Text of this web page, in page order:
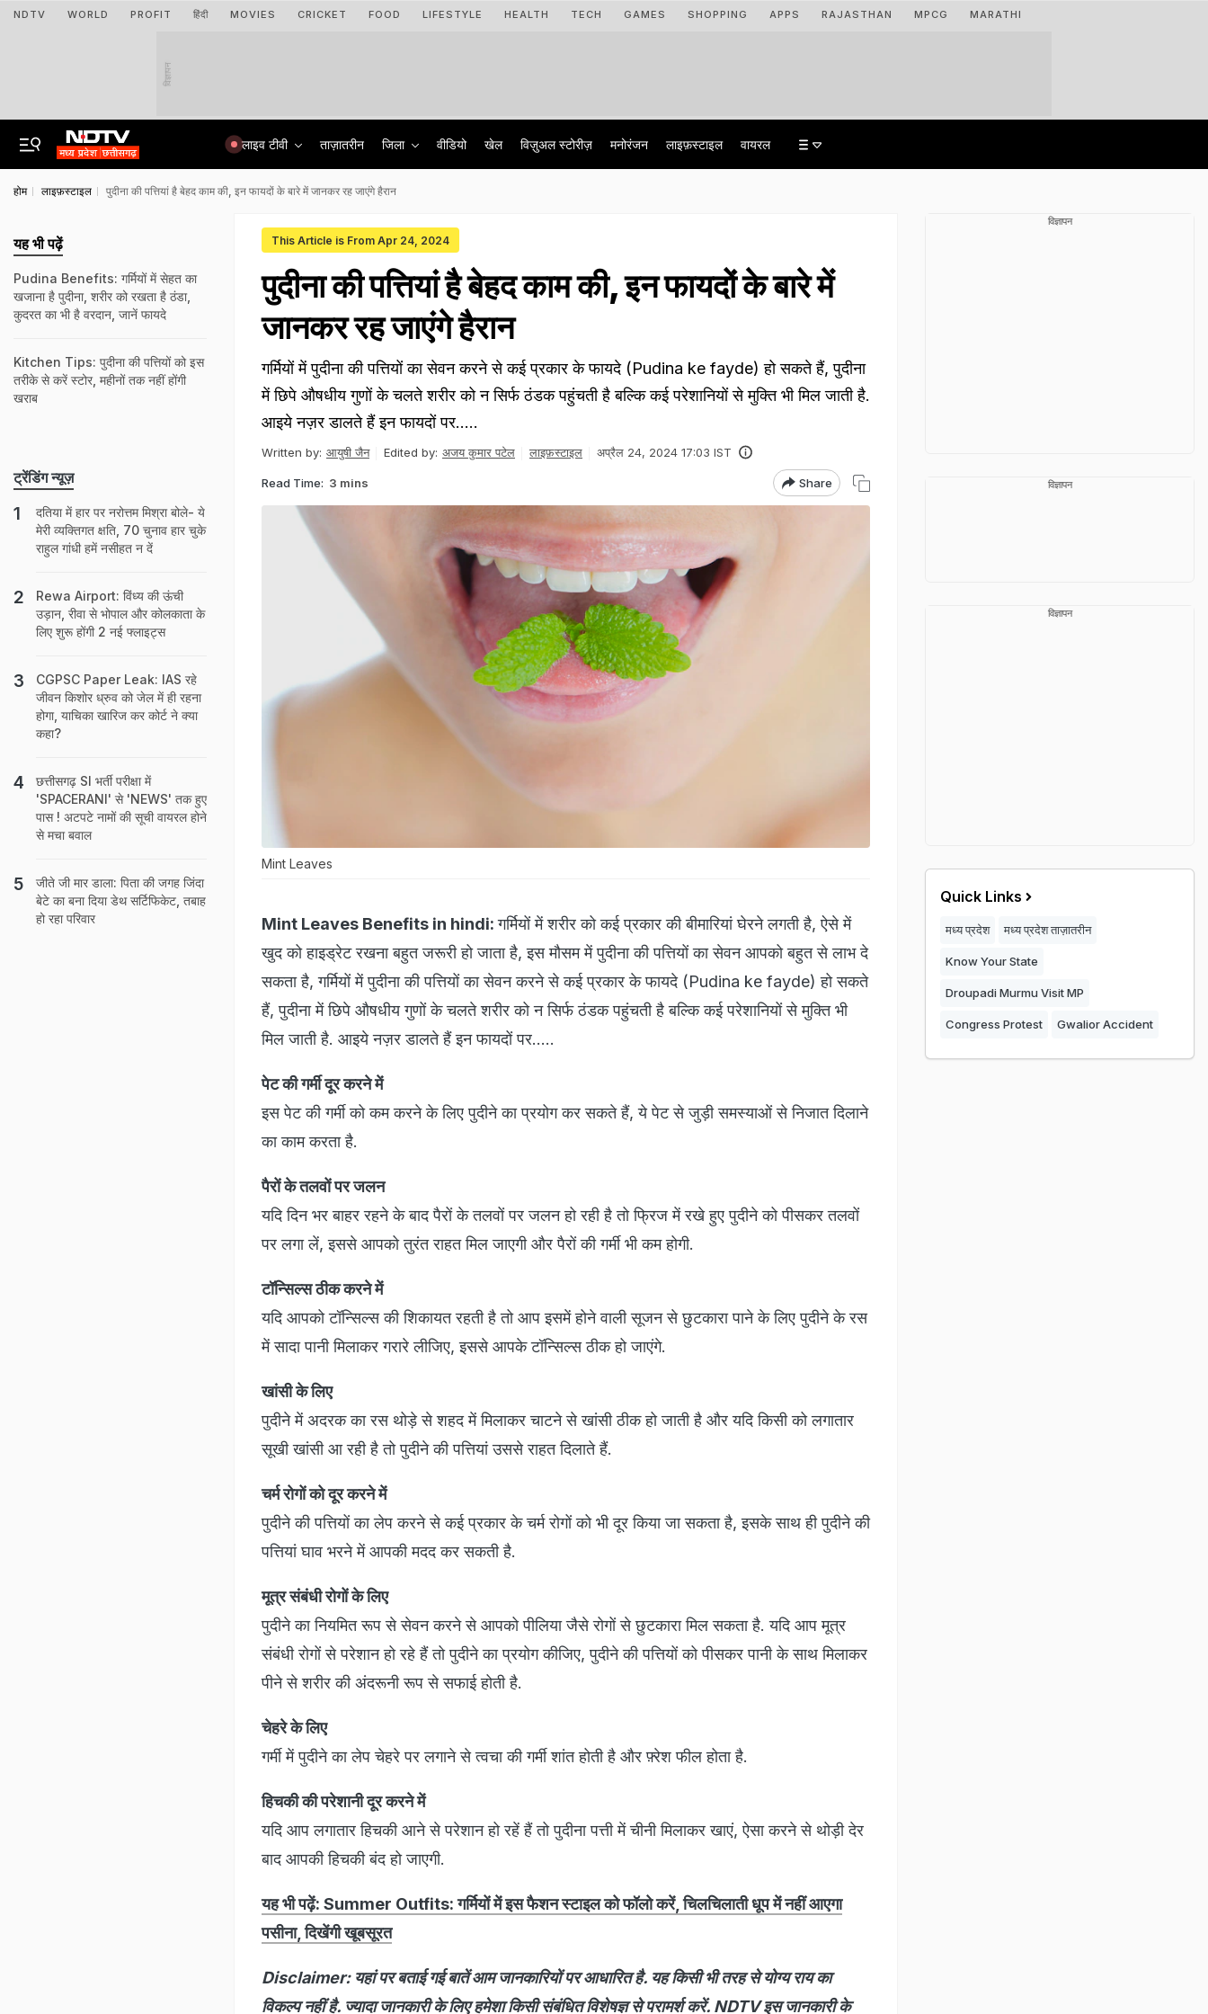
NDTV WORLD PROFIT हिंदी MOVIES CRICKET FOOD LIFESTYLE HEALTH TECH GAMES SHOPPING APPS RAJASTHAN MPCG MARATHI
विज्ञापन
लाइव टीवी ताज़ातरीन जिला वीडियो खेल विज़ुअल स्टोरीज़ मनोरंजन लाइफ़स्टाइल वायरल
होम लाइफ़स्टाइल पुदीना की पत्तियां है बेहद काम की, इन फायदों के बारे में जानकर रह जाएंगे हैरान
This Article is From Apr 24, 2024
पुदीना की पत्तियां है बेहद काम की, इन फायदों के बारे में
जानकर रह जाएंगे हैरान
गर्मियों में पुदीना की पत्तियों का सेवन करने से कई प्रकार के फायदे (Pudina ke fayde) हो सकते हैं, पुदीना
में छिपे औषधीय गुणों के चलते शरीर को न सिर्फ ठंडक पहुंचती है बल्कि कई परेशानियों से मुक्ति भी मिल जाती है.
आइये नज़र डालते हैं इन फायदों पर.....
Written by: आयुषी जैन Edited by: अजय कुमार पटेल लाइफ़स्टाइल अप्रैल 24, 2024 17:03 IST
Read Time: 3 mins Share
Mint Leaves
Mint Leaves Benefits in hindi:गर्मियों में शरीर को कई प्रकार की बीमारियां घेरने लगती है, ऐसे में
खुद को हाइड्रेट रखना बहुत जरूरी हो जाता है, इस मौसम में पुदीना की पत्तियों का सेवन आपको बहुत से लाभ दे
सकता है, गर्मियों में पुदीना की पत्तियों का सेवन करने से कई प्रकार के फायदे (Pudina ke fayde) हो सकते
हैं, पुदीना में छिपे औषधीय गुणों के चलते शरीर को न सिर्फ ठंडक पहुंचती है बल्कि कई परेशानियों से मुक्ति भी
मिल जाती है. आइये नज़र डालते हैं इन फायदों पर.....
पेट की गर्मी दूर करने में
इस पेट की गर्मी को कम करने के लिए पुदीने का प्रयोग कर सकते हैं, ये पेट से जुड़ी समस्याओं से निजात दिलाने
का काम करता है.
पैरों के तलवों पर जलन
यदि दिन भर बाहर रहने के बाद पैरों के तलवों पर जलन हो रही है तो फ्रिज में रखे हुए पुदीने को पीसकर तलवों
पर लगा लें, इससे आपको तुरंत राहत मिल जाएगी और पैरों की गर्मी भी कम होगी.
टॉन्सिल्स ठीक करने में
यदि आपको टॉन्सिल्स की शिकायत रहती है तो आप इसमें होने वाली सूजन से छुटकारा पाने के लिए पुदीने के रस
में सादा पानी मिलाकर गरारे लीजिए, इससे आपके टॉन्सिल्स ठीक हो जाएंगे.
खांसी के लिए
पुदीने में अदरक का रस थोड़े से शहद में मिलाकर चाटने से खांसी ठीक हो जाती है और यदि किसी को लगातार
सूखी खांसी आ रही है तो पुदीने की पत्तियां उससे राहत दिलाते हैं.
चर्म रोगों को दूर करने में
पुदीने की पत्तियों का लेप करने से कई प्रकार के चर्म रोगों को भी दूर किया जा सकता है, इसके साथ ही पुदीने की
पत्तियां घाव भरने में आपकी मदद कर सकती है.
मूत्र संबंधी रोगों के लिए
पुदीने का नियमित रूप से सेवन करने से आपको पीलिया जैसे रोगों से छुटकारा मिल सकता है. यदि आप मूत्र
संबंधी रोगों से परेशान हो रहे हैं तो पुदीने का प्रयोग कीजिए, पुदीने की पत्तियों को पीसकर पानी के साथ मिलाकर
पीने से शरीर की अंदरूनी रूप से सफाई होती है.
चेहरे के लिए
गर्मी में पुदीने का लेप चेहरे पर लगाने से त्वचा की गर्मी शांत होती है और फ़्रेश फील होता है.
हिचकी की परेशानी दूर करने में
यदि आप लगातार हिचकी आने से परेशान हो रहें हैं तो पुदीना पत्ती में चीनी मिलाकर खाएं, ऐसा करने से थोड़ी देर
बाद आपकी हिचकी बंद हो जाएगी.
यह भी पढ़ें: Summer Outfits: गर्मियों में इस फैशन स्टाइल को फॉलो करें, चिलचिलाती धूप में नहीं आएगा
पसीना, दिखेंगी खूबसूरत
Disclaimer: यहां पर बताई गई बातें आम जानकारियों पर आधारित है. यह किसी भी तरह से योग्य राय का
विकल्प नहीं है. ज्यादा जानकारी के लिए हमेशा किसी संबंधित विशेषज्ञ से परामर्श करें. NDTV इस जानकारी के
यह भी पढ़ें
Pudina Benefits: गर्मियों में सेहत का
खजाना है पुदीना, शरीर को रखता है ठंडा,
कुदरत का भी है वरदान, जानें फायदे
Kitchen Tips: पुदीना की पत्तियों को इस
तरीके से करें स्टोर, महीनों तक नहीं होंगी
खराब
ट्रेंडिंग न्यूज़
दतिया में हार पर नरोत्तम मिश्रा बोले- ये
मेरी व्यक्तिगत क्षति, 70 चुनाव हार चुके
राहुल गांधी हमें नसीहत न दें
Rewa Airport: विंध्य की ऊंची
उड़ान, रीवा से भोपाल और कोलकाता के
लिए शुरू होंगी 2 नई फ्लाइट्स
CGPSC Paper Leak: IAS रहे
जीवन किशोर ध्रुव को जेल में ही रहना
होगा, याचिका खारिज कर कोर्ट ने क्‍या
कहा?
छत्तीसगढ़ SI भर्ती परीक्षा में
'SPACERANI' से 'NEWS' तक हुए
पास ! अटपटे नामों की सूची वायरल होने
से मचा बवाल
जीते जी मार डाला: पिता की जगह जिंदा
बेटे का बना दिया डेथ सर्टिफिकेट, तबाह
हो रहा परिवार
विज्ञापन
विज्ञापन
विज्ञापन
Quick Links
मध्य प्रदेश मध्य प्रदेश ताज़ातरीन
Know Your State
Droupadi Murmu Visit MP
Congress Protest Gwalior Accident